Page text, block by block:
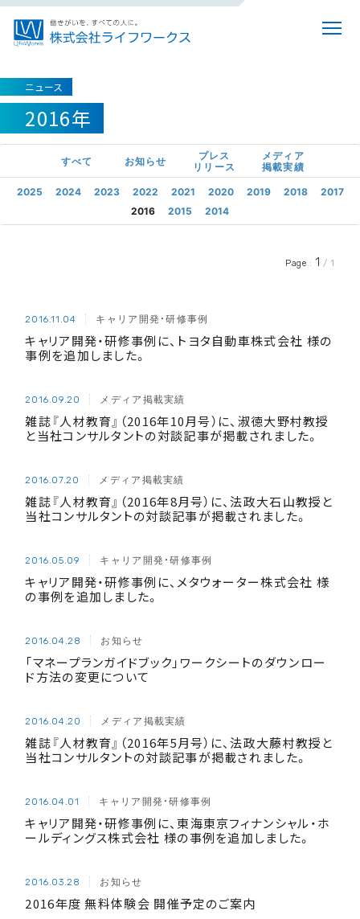
ニュース
2016年
すべて お知らせ プレス
リリース
メディア
掲載実績
2025
2024 2023 2022 2021 2020 2019 2018
2017
2016
2015 2014
Page : 1 / 1
2016.11.04 キャリア開発・研修事例
キャリア開発・研修事例に、トヨタ自動車株式会社 様の
事例を追加しました。
2016.09.20 メディア掲載実績
雑誌『人材教育』（2016年10月号）に、淑徳大野村教授
と当社コンサルタントの対談記事が掲載されました。
2016.07.20 メディア掲載実績
雑誌『人材教育』（2016年8月号）に、法政大石山教授と
当社コンサルタントの対談記事が掲載されました。
2016.05.09 キャリア開発・研修事例
キャリア開発・研修事例に、メタウォーター株式会社 様
の事例を追加しました。
2016.04.28 お知らせ
「マネープランガイドブック」ワークシートのダウンロー
ド方法の変更について
2016.04.20 メディア掲載実績
雑誌『人材教育』（2016年5月号）に、法政大藤村教授と
当社コンサルタントの対談記事が掲載されました。
2016.04.01 キャリア開発・研修事例
キャリア開発・研修事例に、東海東京フィナンシャル・ホ
ールディングス株式会社 様の事例を追加しました。
2016.03.28 お知らせ
2016年度 無料体験会 開催予定のご案内